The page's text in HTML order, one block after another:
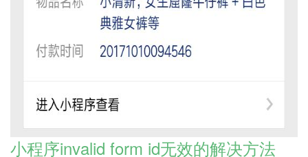
小程序invalid form id无效的解决方法